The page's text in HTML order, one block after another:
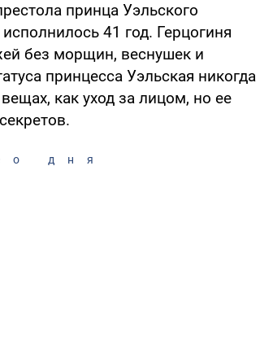
принца Уэльского
41 год. Герцогиня
без морщин, веснушек и
принцесса Уэльская никогда
как уход за лицом, но ее
дня